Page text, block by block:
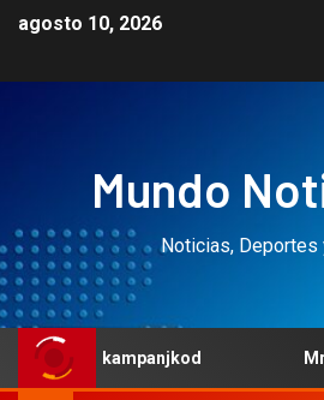
agosto 10, 2026
Mundo
Noticias, Deportes
MrPacho